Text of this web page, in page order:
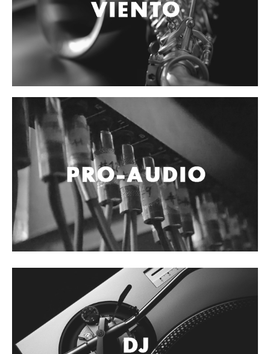
Controladores
Accesorios
Cables y Conectores
Micrófono
Sonido
Parlante
Video y USB
Espigas y conectores
Accesorios
Otros Instrumentos de Cuerdas
Ukulele
Mandolina
Banjo
Cuerdas
Cuerdas